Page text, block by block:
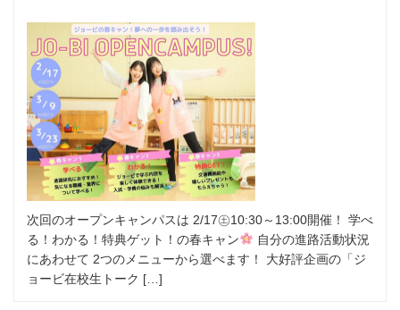
次回のオープンキャンパスは 2/17㊏10:30～13:00開催！ 学べ
る！わかる！特典ゲット！の春キャン
自分の進路活動状況
にあわせて 2つのメニューから選べます！ 大好評企画の「ジ
ョービ在校生トーク […]